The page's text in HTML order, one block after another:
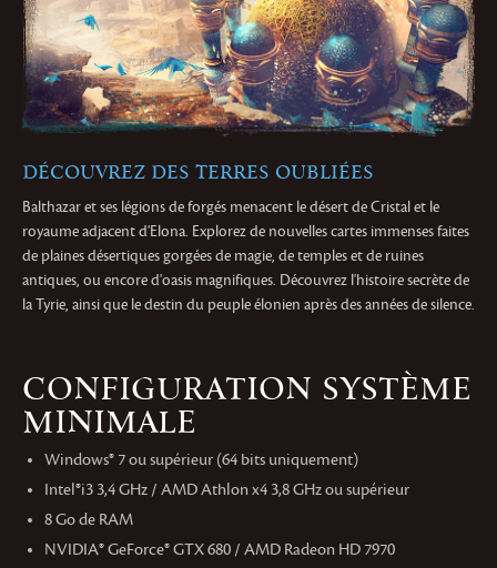
DÉCOUVREZ DES TERRES OUBLIÉES
Balthazar et ses légions de forgés menacent le désert de Cristal et le
royaume adjacent d'Elona. Explorez de nouvelles cartes immenses faites
de plaines désertiques gorgées de magie, de temples et de ruines
antiques, ou encore d'oasis magnifiques. Découvrez l'histoire secrète de
la Tyrie, ainsi que le destin du peuple élonien après des années de silence.
CONFIGURATION SYSTÈME
MINIMALE
Windows® 7 ou supérieur (64 bits uniquement)
Intel®i3 3,4 GHz / AMD Athlon x4 3,8 GHz ou supérieur
8 Go de RAM
NVIDIA® GeForce® GTX 680 / AMD Radeon HD 7970